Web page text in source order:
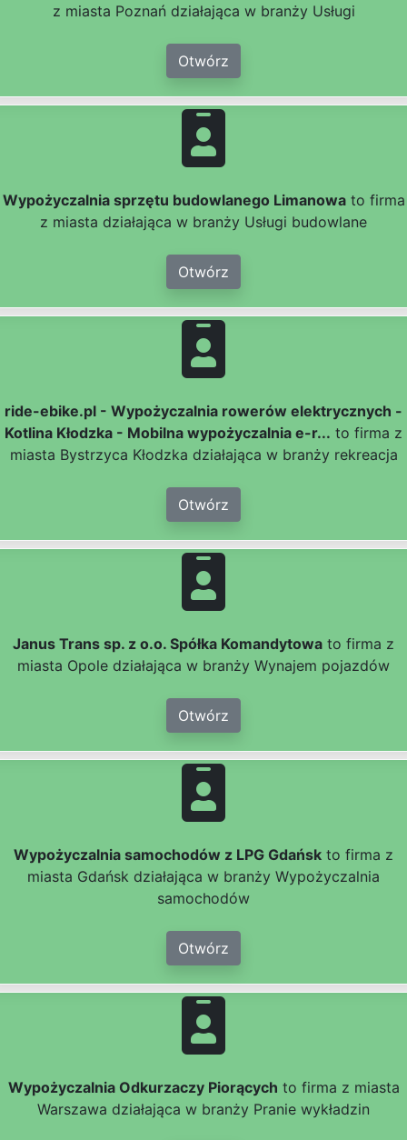
z miasta Poznań działająca w branży Usługi
Otwórz
Wypożyczalnia sprzętu budowlanego Limanowato firma
z miasta działająca w branży Usługi budowlane
Otwórz
ride-ebike.pl - Wypożyczalnia rowerów elektrycznych -
Kotlina Kłodzka - Mobilna wypożyczalnia e-r... to firma z
miasta Bystrzyca Kłodzka działająca w branży rekreacja
Otwórz
Janus Trans sp. z o.o. Spółka Komandytowa to firma z
miasta Opole działająca w branży Wynajem pojazdów
Otwórz
Wypożyczalnia samochodów z LPG Gdańsk to firma z
miasta Gdańsk działająca w branży Wypożyczalnia
samochodów
Otwórz
Wypożyczalnia Odkurzaczy Piorących to firma z miasta
Warszawa działająca w branży Pranie wykładzin